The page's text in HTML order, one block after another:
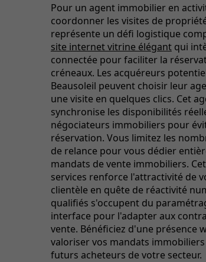
Pour un agent immobilier en
coordonner les visites de
représente un défi logistique
site internet vitrine élégantqui
connectée pour faciliter la
créneaux. Les acquéreurs
Beausoleil peuvent choisir leur
une visite en quelques clics. Cet
synchronise les disponibilités
négociateurs immobiliers pour
réservation. Vous limitez les
de relance pour vous dédier
mandats de vente immobiliers.
services renforce l'attractivité de
clientèle en quête de réactivité
qualifiés s'occupent du
interface pour l'adapter aux
vente. Bénéficiez d'une présence
valoriser vos mandats
futurs acheteurs de votre secteur.